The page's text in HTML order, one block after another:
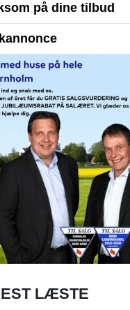
på dine tilbud
LÆSTE